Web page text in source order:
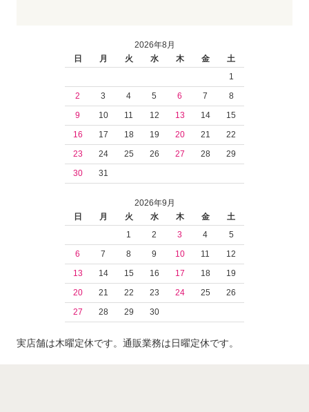
2026年8月
日
月 火 水 木 金
土
1
2
3 4 5 6 7
8
9
10 11 12 13 14
15
16
17 18 19 20 21
22
23
24 25 26 27 28
29
30
31
2026年9月
日
月 火 水 木 金
土
1
2 3 4
5
6
7 8 9 10 11
12
13
14 15 16 17 18
19
20
21 22 23 24 25
26
27
28 29 30
実店舗は木曜定休です。通販業務は日曜定休です。